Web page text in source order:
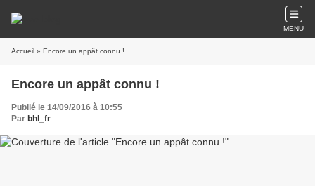
MENU
Accueil » Encore un appât connu !
Encore un appât connu !
Publié le 14/09/2016 à 10:55
Par bhl_fr